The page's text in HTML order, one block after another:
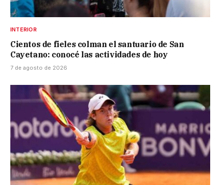
INTERIOR
Cientos de fieles colman el santuario de San
Cayetano: conocé las actividades de hoy
7 de agosto de 2026